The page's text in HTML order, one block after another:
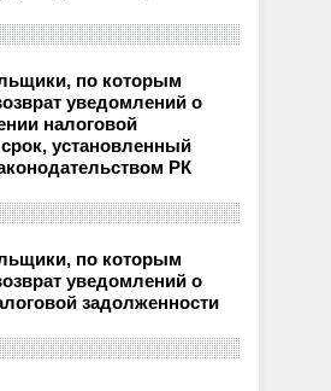
по которым
уведомлений о
налоговой
срок, установленный
РК
по которым
уведомлений о
задолженности